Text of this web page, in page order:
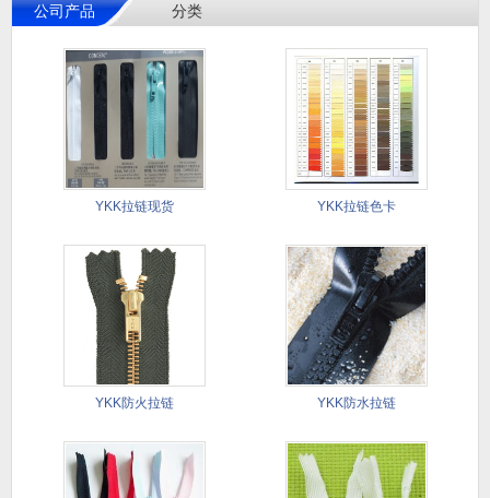
公司产品 分类
YKK拉链现货 YKK拉链色卡
YKK防火拉链 YKK防水拉链